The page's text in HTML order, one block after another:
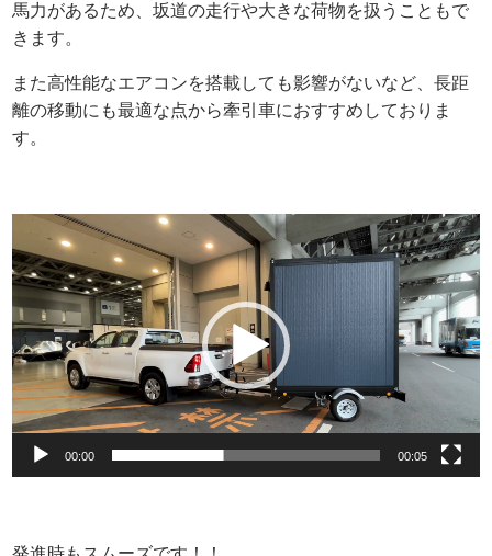
馬力があるため、坂道の走行や大きな荷物を扱うこともで
きます。
また高性能なエアコンを搭載しても影響がないなど、長距
離の移動にも最適な点から牽引車におすすめしておりま
す。
画
プ
レ
ー
ヤ
ー
00:00 00:05